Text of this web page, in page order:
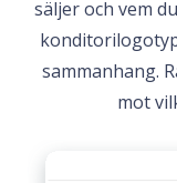
säljer och vem
sammanhang.
mot